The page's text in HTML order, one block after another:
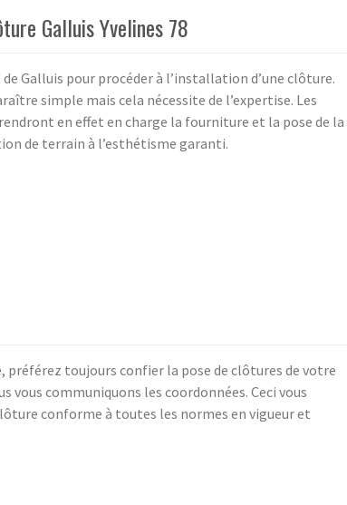
Galluis Yvelines 78
Galluis pour procéder à l’installation d’une clôture.
simple mais cela nécessite de l’expertise. Les
en effet en charge la fourniture et la pose de la
de terrain à l’esthétisme garanti.
préférez toujours confier la pose de clôtures de votre
communiquons les coordonnées. Ceci vous
conforme à toutes les normes en vigueur et